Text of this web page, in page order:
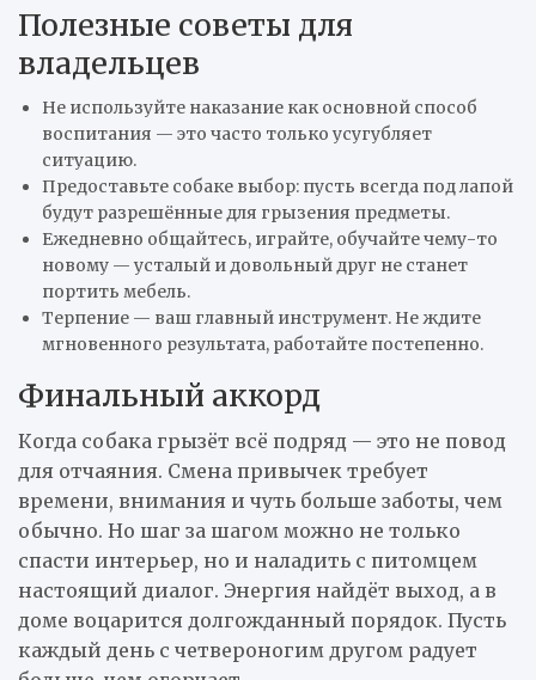
Полезные советы для
владельцев
Не используйте наказание как основной способ
воспитания — это часто только усугубляет
ситуацию.
Предоставьте собаке выбор: пусть всегда под лапой
будут разрешённые для грызения предметы.
Ежедневно общайтесь, играйте, обучайте чему-то
новому — усталый и довольный друг не станет
портить мебель.
Терпение — ваш главный инструмент. Не ждите
мгновенного результата, работайте постепенно.
Финальный аккорд
Когда собака грызёт всё подряд — это не повод
для отчаяния. Смена привычек требует
времени, внимания и чуть больше заботы, чем
обычно. Но шаг за шагом можно не только
спасти интерьер, но и наладить с питомцем
настоящий диалог. Энергия найдёт выход, а в
доме воцарится долгожданный порядок. Пусть
каждый день с четвероногим другом радует